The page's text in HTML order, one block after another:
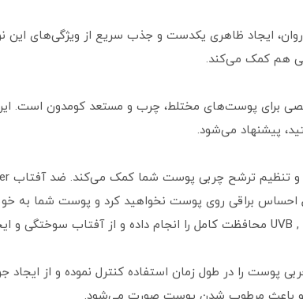
ایجاد ظاهری یکدست و جذب سریع از ویژگی‌های این
هم کمک می‌کند.
برای پوست‌های مختلط، چرب و مستعد کومدون است.
پیشنهاد می‌شود.
براقی روی پوست نخواهید کرد و پوست شما به
پوست را در طول زمان استفاده کنترل نموده و از